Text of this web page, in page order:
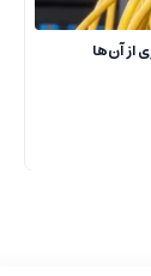
از آن‌ها